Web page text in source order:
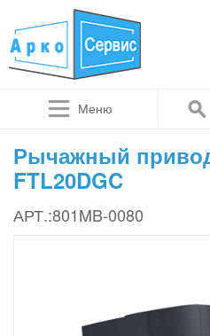
Меню
Рычажный
FTL20DGC
АРТ.:801MB-0080